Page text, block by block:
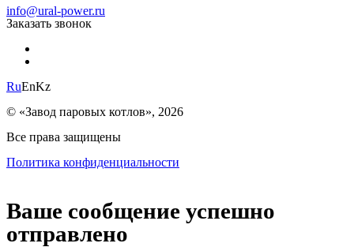
info@ural-power.ru
Заказать звонок
RuEnKz
© «Завод паровых котлов», 2026
Все права защищены
Политика конфиденциальности
Ваше сообщение успешно
отправлено